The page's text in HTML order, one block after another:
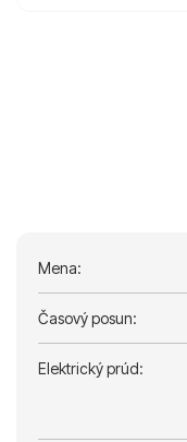
Mena:
Časový posun:
Elektrický prúd: